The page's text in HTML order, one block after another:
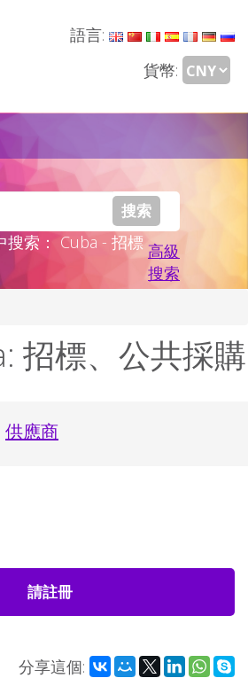
語言:
貨幣:
搜索： Cuba - 招標 高級
搜索
招標、公共採購
供應商
請註冊
分享這個: